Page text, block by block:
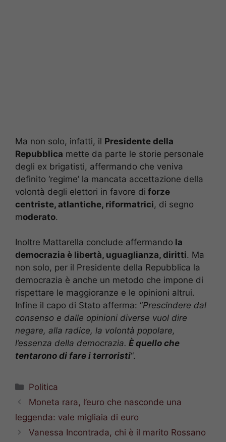
Ma non solo, infatti, il Presidente della
Repubblica mette da parte le storie personale
degli ex brigatisti, affermando che veniva
definito ‘regime’ la mancata accettazione della
volontà degli elettori in favore di forze
centriste, atlantiche, riformatrici, di segno
moderato.
Inoltre Mattarella conclude affermando la
democrazia è libertà, uguaglianza, diritti. Ma
non solo, per il Presidente della Repubblica la
democrazia è anche un metodo che impone di
rispettare le maggioranze e le opinioni altrui.
Infine il capo di Stato afferma: “Prescindere dal
consenso e dalle opinioni diverse vuol dire
negare, alla radice, la volontà popolare,
l’essenza della democrazia. È quello che
tentarono di fare i terroristi“.
Categorie
Politica
Moneta rara, l’euro che nasconde una
leggenda: vale migliaia di euro
Vanessa Incontrada, chi è il marito Rossano